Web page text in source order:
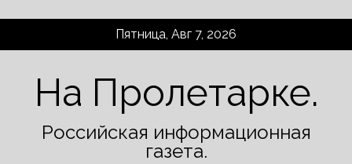
Пятница, Авг 7, 2026
На Пролетарке.
Российская информационная
газета.